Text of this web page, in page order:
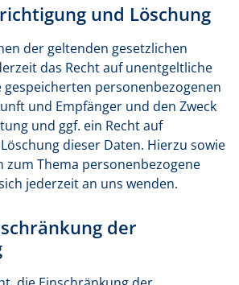
und Löschung
der geltenden gesetzlichen
das Recht auf unentgeltliche
personenbezogenen
und Empfänger und den Zweck
und ggf. ein Recht auf
dieser Daten. Hierzu sowie
zum Thema personenbezogene
jederzeit an uns wenden.
der